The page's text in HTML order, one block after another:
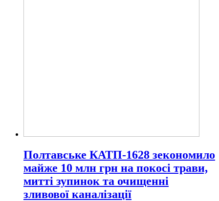
Полтавське КАТП-1628 зекономило
майже 10 млн грн на покосі трави,
митті зупинок та очищенні
зливової каналізації